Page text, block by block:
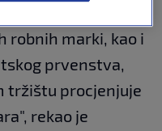
robnih marki, kao i
prvenstva,
tržištu procjenjuje
rekao je